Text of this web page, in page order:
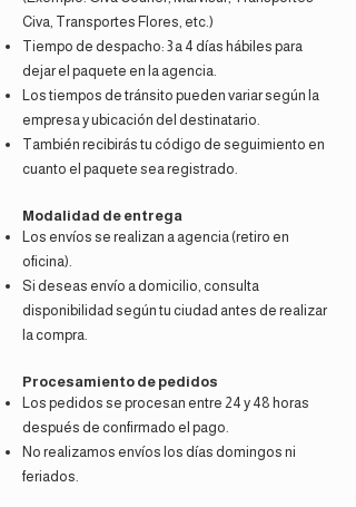
Civa, Transportes Flores, etc.)
Tiempo de despacho: 3 a 4 días hábiles para
dejar el paquete en la agencia.
Los tiempos de tránsito pueden variar según la
empresa y ubicación del destinatario.
También recibirás tu código de seguimiento en
cuanto el paquete sea registrado.
Modalidad de entrega
Los envíos se realizan a agencia (retiro en
oficina).
Si deseas envío a domicilio, consulta
disponibilidad según tu ciudad antes de realizar
la compra.
Procesamiento de pedidos
Los pedidos se procesan entre 24 y 48 horas
después de confirmado el pago.
No realizamos envíos los días domingos ni
feriados.